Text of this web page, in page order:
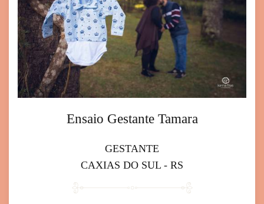
Ensaio Gestante Tamara
GESTANTE
CAXIAS DO SUL - RS